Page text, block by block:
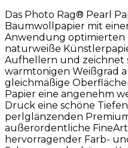
Das Photo Rag® Pearl
Baumwollpapier mit
Anwendung optimierten
naturweiße
Aufhellern und zeichnet
warmtonigen Weißgrad
gleichmäßige
Papier eine angenehm
Druck eine schöne
perlglänzenden
außerordentliche
hervorragender Farb-